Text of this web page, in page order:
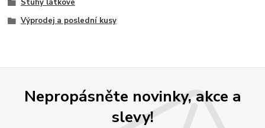
Stuhy látkové
Výprodej a poslední kusy
Nepropásněte novinky, akce a
slevy!